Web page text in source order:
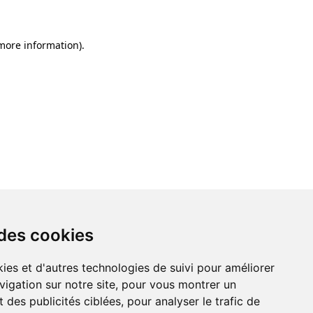
cookies
et d'autres technologies de suivi pour améliorer
sur notre site, pour vous montrer un
des publicités ciblées, pour analyser le trafic de
information).